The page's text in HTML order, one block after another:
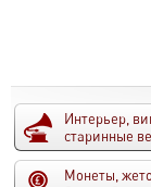
Интерьер,
старинные
Монеты,